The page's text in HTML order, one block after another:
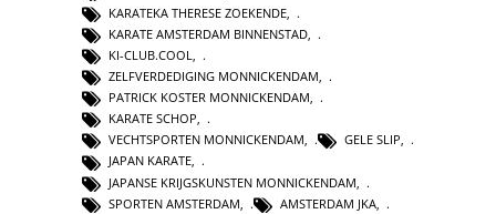
KARATEKA THERESE ZOEKENDE,
KARATE AMSTERDAM BINNENSTAD,
KI-CLUB.COOL,
ZELFVERDEDIGING MONNICKENDAM,
PATRICK KOSTER MONNICKENDAM,
KARATE SCHOP,
VECHTSPORTEN MONNICKENDAM, GELE SLIP,
JAPAN KARATE,
JAPANSE KRIJGSKUNSTEN MONNICKENDAM
SPORTEN AMSTERDAM
AMSTERDAM JKA